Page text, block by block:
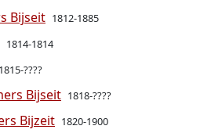
Bijseit 1812-1885
1814-1814
1815-????
Bijseit 1818-????
Bijzeit 1820-1900